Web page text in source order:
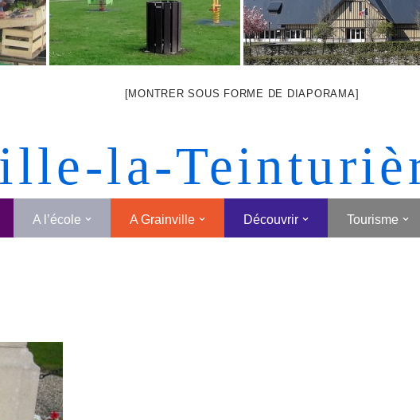
[MONTRER SOUS FORME DE DIAPORAMA]
la-
A l’école A Grainville Découvrir Tourisme